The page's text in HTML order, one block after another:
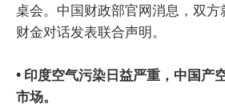
桌会。中国财政部官网消息，双
财金对话发表联合声明。
• 印度空气污染日益严重，中国产
市场。